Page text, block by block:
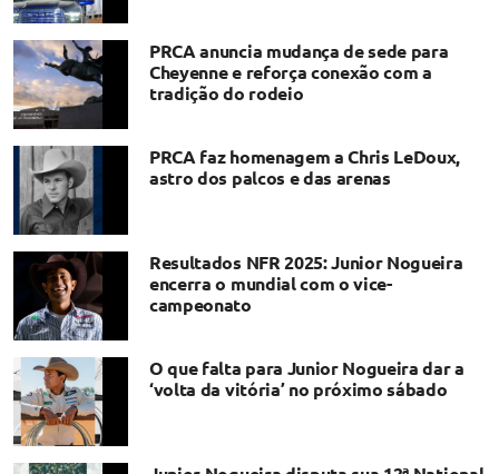
PRCA anuncia mudança de sede para
Cheyenne e reforça conexão com a
tradição do rodeio
PRCA faz homenagem a Chris LeDoux,
astro dos palcos e das arenas
Resultados NFR 2025: Junior Nogueira
encerra o mundial com o vice-
campeonato
O que falta para Junior Nogueira dar a
‘volta da vitória’ no próximo sábado